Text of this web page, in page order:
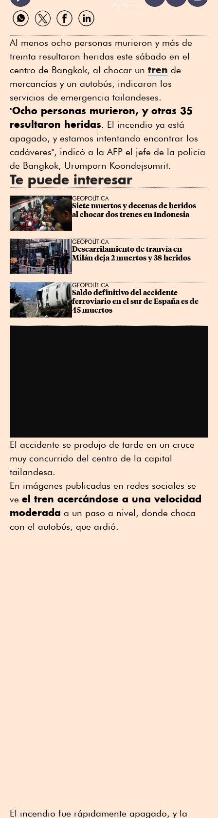
ReadSpeaker
Compartir
por
Compartir
por
Compartir
por
Compartir
por
Al menos ocho personas murieron y más de
treinta resultaron heridas este sábado en el
centro de Bangkok, al chocar un tren de
mercancías y un autobús, indicaron los
servicios de emergencia tailandeses.
"Ocho personas murieron, y otras 35
resultaron heridas. El incendio ya está
apagado, y estamos intentando encontrar los
cadáveres", indicó a la AFP el jefe de la policía
de Bangkok, Urumporn Koondejsumrit.
Te puede interesar
GEOPOLÍTICA
Siete muertos y decenas de heridos
al chocar dos trenes en Indonesia
GEOPOLÍTICA
Descarrilamiento de tranvía en
Milán deja 2 muertos y 38 heridos
GEOPOLÍTICA
Saldo definitivo del accidente
ferroviario en el sur de España es de
45 muertos
El accidente se produjo de tarde en un cruce
muy concurrido del centro de la capital
tailandesa.
En imágenes publicadas en redes sociales se
ve el tren acercándose a una velocidad
moderada a un paso a nivel, donde choca
con el autobús, que ardió.
El incendio fue rápidamente apagado, y la